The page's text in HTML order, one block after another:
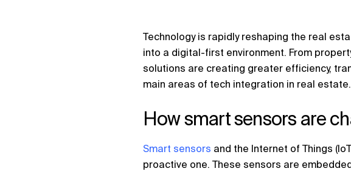
Technology is rapidly reshaping the real
into a digital-first environment. From
solutions are creating greater efficiency,
main areas of tech integration in real estate.
How smart sensors are
Smart sensors and the Internet of Things
proactive one. These sensors are